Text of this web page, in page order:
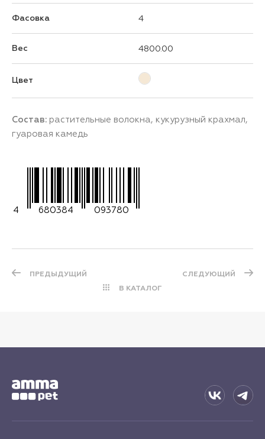
Фасовка 4
Вес 4800.00
Цвет
Состав: растительные волокна, кукурузный крахмал,
гуаровая камедь
4 680384 093780
ПРЕДЫДУЩИЙ
В КАТАЛОГ
СЛЕДУЮЩИЙ